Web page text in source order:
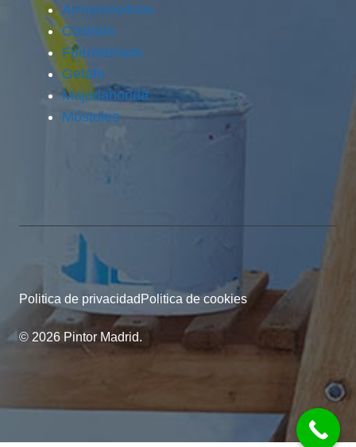
Arroyomolinos
Coslada
Fuenlabrada
Getafe
Majadahonda
Móstoles
© 2026 Pintor Madrid.
Politica de privacidad Politica de cookies